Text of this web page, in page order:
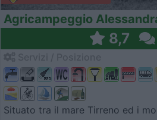
Agricampeggio
8,7
Situato tra il mare Tirreno ed i